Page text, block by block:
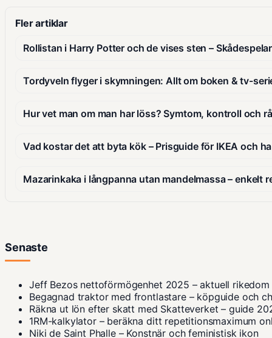
Fler artiklar
Rollistan i Harry Potter och de vises sten –
Tordyveln flyger i skymningen: Allt om boken & tv-
Hur vet man om man har löss? Symtom, kontroll och
Vad kostar det att byta kök – Prisguide för IKEA och
Mazarinkaka i långpanna utan mandelmassa – enkelt
Senaste
Jeff Bezos nettoförmögenhet 2025 – aktuell
Begagnad traktor med frontlastare – köpguide och
Räkna ut lön efter skatt med Skatteverket – guide
1RM-kalkylator – beräkna ditt repetitionsmaximum
Niki de Saint Phalle – Konstnär och feministisk ikon